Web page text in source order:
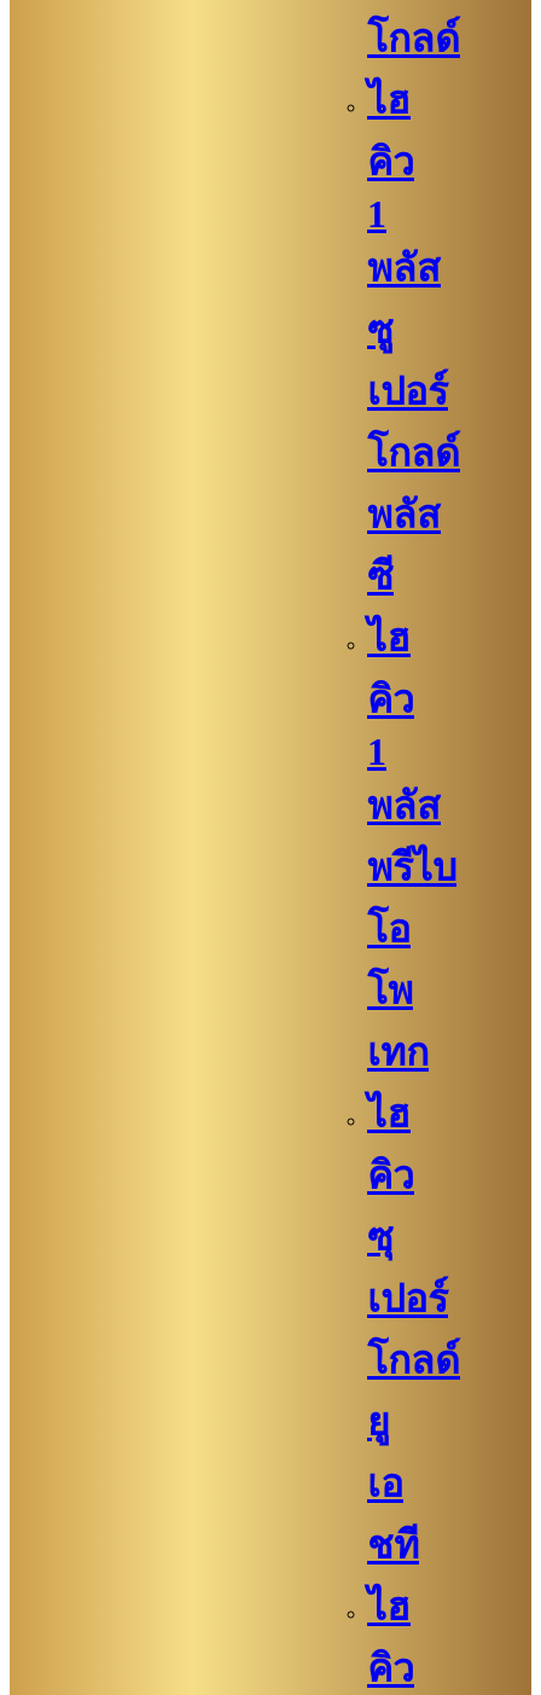
โกลด์
ไฮ
คิว
1
พลัส
ซู
เปอร์
โกลด์
พลัส
ซี
ไฮ
คิว​
1
พลัส
พรีไบ
โอ
โพ
เทก
ไฮ
คิว​​
ซุ
เปอร์
โกลด์
ยู
เอ
ชที
ไฮ
คิว